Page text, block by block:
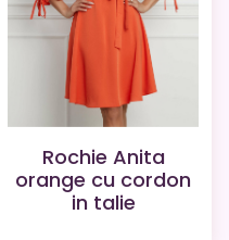
Rochie Anita
orange cu cordon
in talie